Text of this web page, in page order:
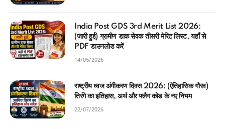
India Post GDS 3rd Merit List 2026:
(जारी हुई) ग्रामीण डाक सेवक तीसरी मेरिट लिस्ट, यहाँ से
PDF डाउनलोड करें
14/05/2026
राष्ट्रीय ध्वज अंगीकरण दिवस 2026: (ऐतिहासिक गौरव)
तिरंगे का इतिहास, अर्थ और फ्लैग कोड के नए नियम
22/07/2026